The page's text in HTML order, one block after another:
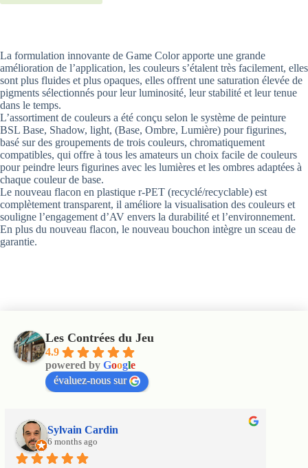
La formulation innovante de Game Color apporte une grande
amélioration de l’application, les couleurs s’étalent très facilement, elles
sont plus fluides et plus opaques, elles offrent une saturation élevée de
pigments sélectionnés pour leur luminosité, leur stabilité et leur tenue
dans le temps.
L’assortiment de couleurs a été conçu selon le système de peinture
BSL Base, Shadow, light, (Base, Ombre, Lumière) pour figurines,
basé sur des groupements de trois couleurs, chromatiquement
compatibles, qui offre à tous les amateurs un choix facile de couleurs
pour peindre leurs figurines avec les lumières et les ombres adaptées à
chaque couleur de base.
Le nouveau flacon en plastique r-PET (recyclé/recyclable) est
complètement transparent, il améliore la visualisation des couleurs et
souligne l’engagement d’AV envers la durabilité et l’environnement.
En plus du nouveau flacon, le nouveau bouchon intègre un sceau de
garantie.
Les Contrées du Jeu
4.9
powered by Google
évaluez-nous sur
Sylvain Cardin
6 months ago